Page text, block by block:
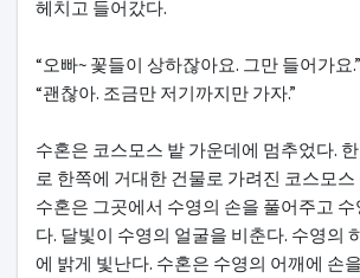
헤치고 들어갔다.
“오빠~ 꽃들이 상하잖아요. 그만 들어가요.”
“괜찮아. 조금만 저기까지만 가자.”
수혼은 코스모스 밭 가운데에 멈추었다.
로 한쪽에 거대한 건물로 가려진 코스모
수혼은 그곳에서 수영의 손을 풀어주고 수
다. 달빛이 수영의 얼굴을 비춘다. 수영의
에 밝게 빛난다. 수혼은 수영의 어깨에 손